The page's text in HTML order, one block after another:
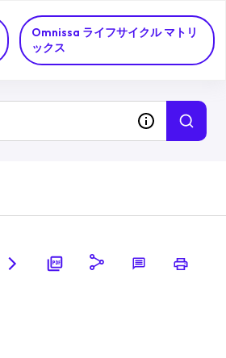
Omnissa ライフサイクル マトリ
ックス